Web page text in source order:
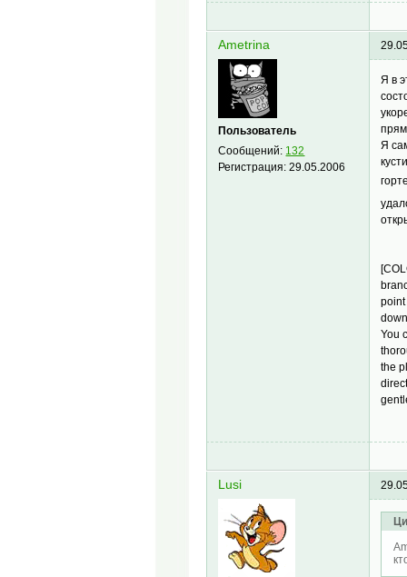
Ametrina
Пользователь
Сообщений: 132
Регистрация:29.05.2006
Я в
Я
You
the
Lusi